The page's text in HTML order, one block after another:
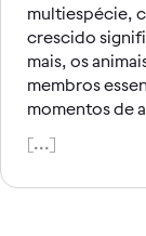
multiespécie,
crescido
mais, os
membros
momentos de
[...]